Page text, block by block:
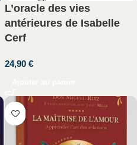
L’oracle des vies
antérieures de Isabelle
Cerf
24,90 €